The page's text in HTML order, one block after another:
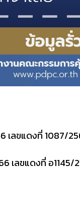
ลขแดงที่ 1087/
เลขแดงที่ อ1145/